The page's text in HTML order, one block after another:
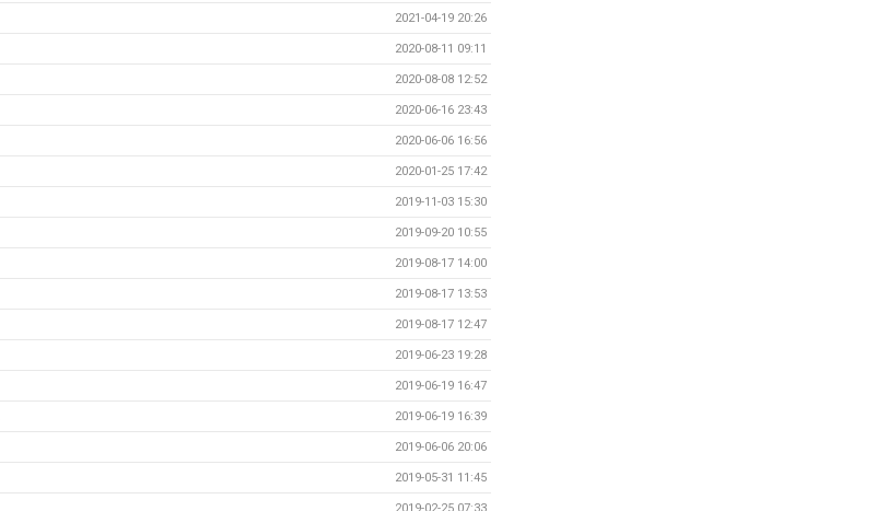
2021-04-19 20:26
2020-08-11 09:11
2020-08-08 12:52
2020-06-16 23:43
2020-06-06 16:56
2020-01-25 17:42
2019-11-03 15:30
2019-09-20 10:55
2019-08-17 14:00
2019-08-17 13:53
2019-08-17 12:47
2019-06-23 19:28
2019-06-19 16:47
2019-06-19 16:39
2019-06-06 20:06
2019-05-31 11:45
2019-02-25 07:33